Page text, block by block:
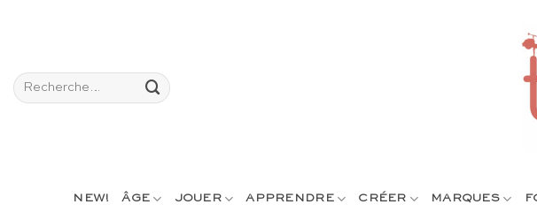
Recherche
pour :
NEW! ÂGE JOUER APPRENDRE CRÉER MARQUES